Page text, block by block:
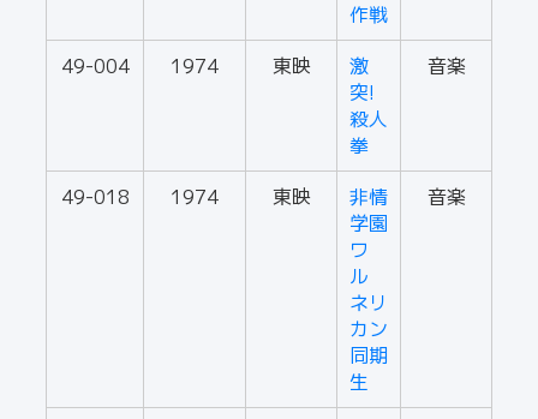
作戦
49-004 1974 東映
激
突!
殺人
拳
音楽
49-018 1974 東映
非情
学園
ワ
ル
ネリ
カン
同期
生
音楽